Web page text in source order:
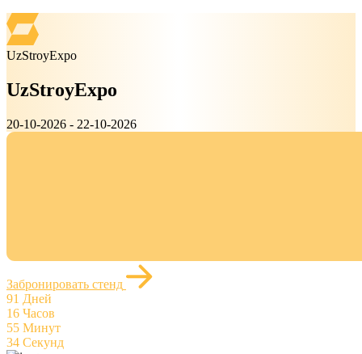
UzStroyExpo
UzStroyExpo
20-10-2026 - 22-10-2026
Забронировать стенд
91 Дней
16 Часов
55 Минут
34 Секунд